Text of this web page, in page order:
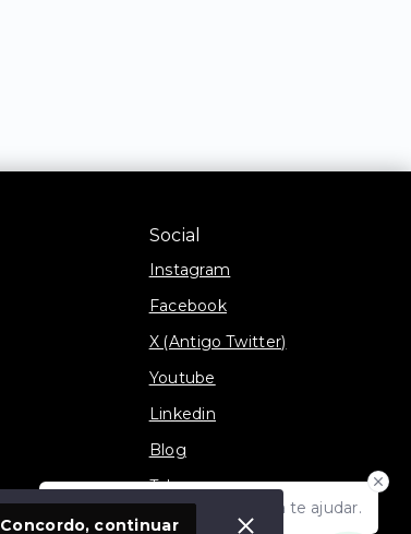
Olá! Estamos disponíveis para te ajudar.
Social
Instagram
Facebook
X (Antigo Twitter)
Youtube
Linkedin
Blog
Telegram
TikTok
Concordo, continuar